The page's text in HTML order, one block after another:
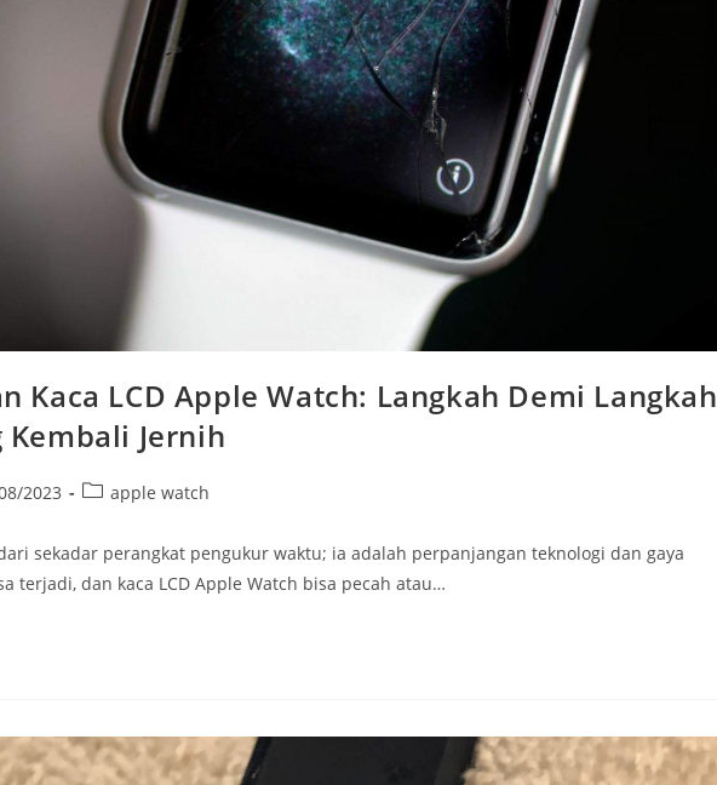
Kaca LCD Apple Watch: Langkah Demi Langkah
Jernih
2023 apple watch
sekadar perangkat pengukur waktu; ia adalah perpanjangan teknologi dan gaya
terjadi, dan kaca LCD Apple Watch bisa pecah atau…